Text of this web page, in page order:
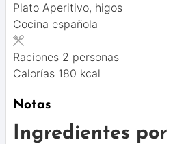
Plato Aperitivo, higos
Cocina española
Raciones 2 personas
Calorías 180 kcal
Notas
Ingredientes